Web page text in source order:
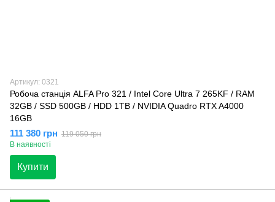
Артикул: 0321
Робоча станція ALFA Pro 321 / Intel Core Ultra 7 265KF / RAM
32GB / SSD 500GB / HDD 1TB / NVIDIA Quadro RTX A4000
16GB
111 380 грн 119 050 грн
В наявності
Купити